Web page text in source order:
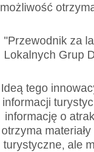
możliwość
"Przewodnik za
Lokalnych Grup
Ideą tego
informacji
informację o
otrzyma
turystyczne, ale